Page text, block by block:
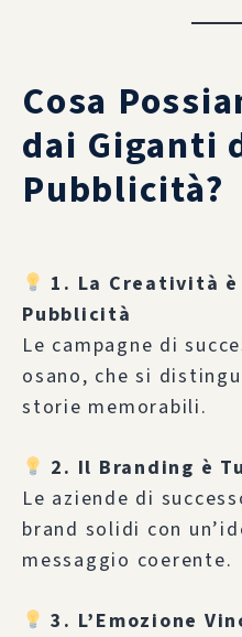
Cosa
dai Giganti
Pubblicità?
1. La Creatività
Pubblicità
Le campagne di
osano, che si
storie memorabili.
2. Il Branding è
Le aziende di
brand solidi con
messaggio coerente.
3. L’Emozione